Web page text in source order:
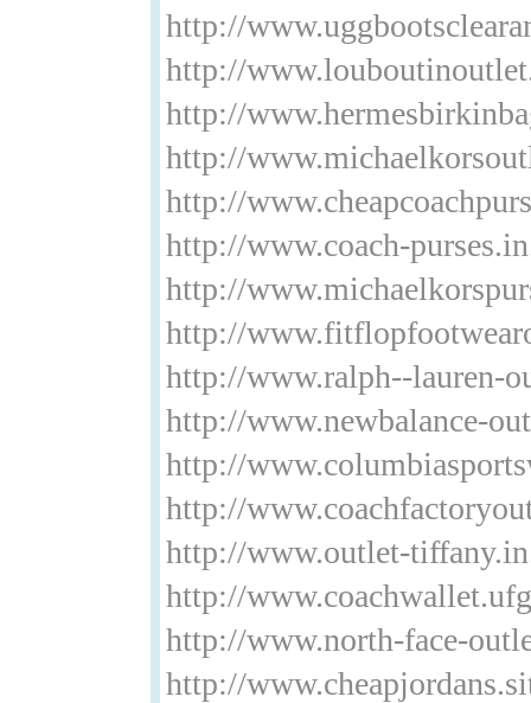
http://
http://
http://
http://
http://
http://www.coach-
http://
http://
http://www.ralph--lauren-
http://www.newbalance-
http://
http://
http://www.outlet-
http://
http://www.north-face-
http://